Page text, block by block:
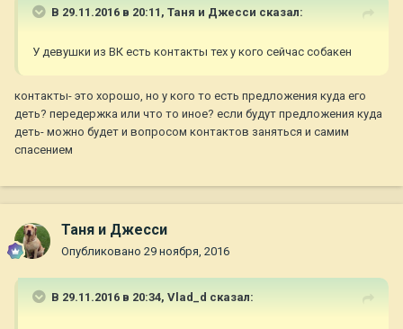
В 29.11.2016 в 20:11, Таня и Джесси сказал:
У девушки из ВК есть контакты тех у кого сейчас собакен
контакты- это хорошо, но у кого то есть предложения куда его
деть? передержка или что то иное? если будут предложения куда
деть- можно будет и вопросом контактов заняться и самим
спасением
Таня и Джесси
Опубликовано 29 ноября, 2016
В 29.11.2016 в 20:34, Vlad_d сказал: